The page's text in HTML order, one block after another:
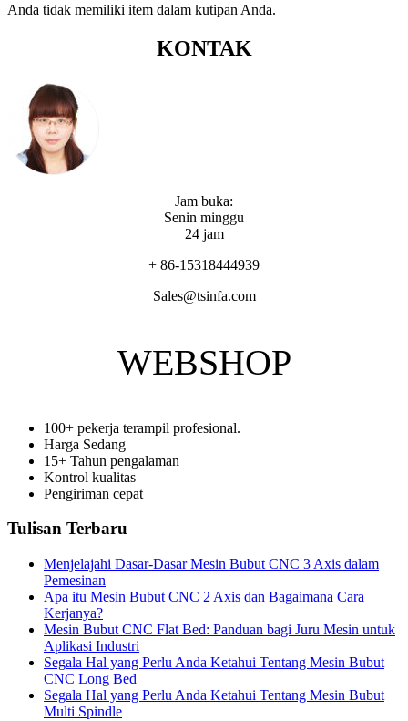
Anda tidak memiliki item dalam kutipan Anda.
KONTAK
Jam buka:
Senin minggu
24 jam
+ 86-15318444939
Sales@tsinfa.com
WEBSHOP
100+ pekerja terampil profesional.
Harga Sedang
15+ Tahun pengalaman
Kontrol kualitas
Pengiriman cepat
Tulisan Terbaru
Menjelajahi Dasar-Dasar Mesin Bubut CNC 3 Axis dalam
Pemesinan
Apa itu Mesin Bubut CNC 2 Axis dan Bagaimana Cara
Kerjanya?
Mesin Bubut CNC Flat Bed: Panduan bagi Juru Mesin untuk
Aplikasi Industri
Segala Hal yang Perlu Anda Ketahui Tentang Mesin Bubut
CNC Long Bed
Segala Hal yang Perlu Anda Ketahui Tentang Mesin Bubut
Multi Spindle